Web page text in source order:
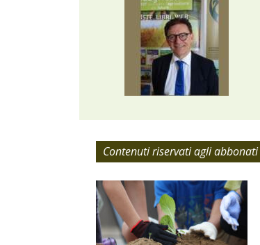
Contenuti riservati agli abbonati